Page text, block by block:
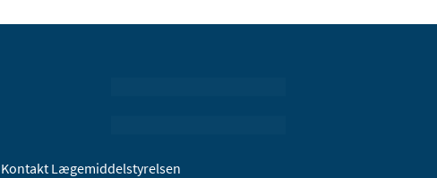
Kontakt Lægemiddelstyrelsen